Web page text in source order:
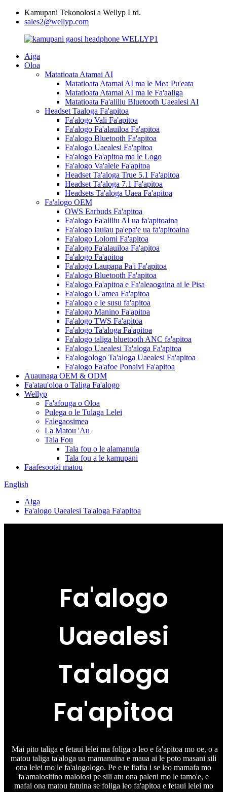
Kamupani Tekonolosi a Wellyp Ltd.
sales2@wellyp.com
Aiga
Oloa
Matatioata Atamai AI
Matatioata Atamai AI ma le Mea Pu'eata
Matatioata Atamai AI ma le Fa'aaliga
Matatioata Fa'aliliu Bluetooth Uaealesi AI
Headset Taaloga Fa'apitoa
Fa'alogo Vali Fa'apitoa
Fa'alogo Fa'alauiloa Fa'apitoa
Fa'alogo Bluetooth Fa'apitoa
Fa'alogo Uaealesi Fa'apitoa
Fa'alogo Fa'apitoa ma le Logo
Fa'alogo Va'alele Fa'apitoa
Headset Ta'aloga True 5.1 Fa'apitoa
Headset Ta'aloga 7.1 Fa'apitoa
Headsets Ta'aloga Uaea Fa'apitoa
Fa'alogo OEM
OWS Earbuds Fa'apitoa
Fa'alogo Fa'aliliu AI ua fa'apitoaina
Fa'alogo laulau pa'epa'e ua fa'apitoaina
Fa'alogo Lolomi Fa'apitoa
Fa'alogo Fa'alauiloa Fa'apitoa
Fa'alogo Fa'apitoa
Fa'alogo Laupapa Pa'i Fa'apitoa
Fa'alogo Bluetooth Fa'apitoa
Fa'alogo Fa'apitoa e Fa'aleaogaina ai le Pisa
Fa'alogo U'amea Fa'apitoa
Fa'alogo e le susu fa'apitoa
Fa'alogo Manino Fa'apitoa
Fa'alogo TWS Fa'apitoa
Fa'alogo Ta'aloga Fa'apitoa
Fa'alogo taliga bluetooth ANC fa'apitoa
Fa'alogo Uaealesi Ta'aloga Fa'apitoa
Fa'alogologo Ta'aloga Uaealesi Fa'apitoa
Fa'alogo Fa'afoe Ponaivi Fa'apitoa
Auaunaga OEM & ODM
Fa'atau'oloa o Taliga Fa'alogo
Wellyp
Fa'afouga o Oloa
Pulega o le Tulaga Lelei
Falegaosimea
La Matou 'Au
Tala Fou
Tala fou o le alamanuia
Tala fou a le kamupani
Faafesootai matou
English
Aiga
Fa'alogo Uaealesi Ta'aloga Fa'apitoa
Fa'alogo
Uaealesi
Ta'aloga
Fa'apitoa
Mai pito taliga e fetaui lelei ma foliga o leo e fa'apitoa mo oe, o a
matou taliga ta'aloga ua mamanuina e maua ai le poto masani sili
ona lelei mo le fa'alogologo. Pe e te fiafia i se leo mamafa mo
fa'amalositino malolosi pe sili atu ona paleni mo le tamo'e, e
mafai ona matou fatuina se foliga leo fa'apitoa e fetaui lelei mo